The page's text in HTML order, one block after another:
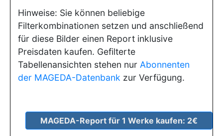
Hinweise: Sie können beliebige
Filterkombinationen setzen und anschließend
für diese Bilder einen Report inklusive
Preisdaten kaufen. Gefilterte
Tabellenansichten stehen nur Abonnenten
der MAGEDA-Datenbank zur Verfügung.